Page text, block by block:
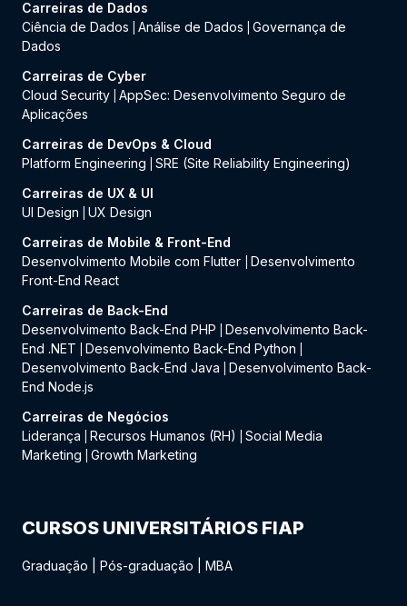
Carreiras de Dados
Ciência de Dados
Análise de Dados
Governança de
Dados
Carreiras de Cyber
Cloud Security AppSec: Desenvolvimento Seguro de
Aplicações
Carreiras de DevOps & Cloud
Platform Engineering
SRE (Site Reliability Engineering)
Carreiras de UX & UI
UI Design
UX Design
Carreiras de Mobile & Front-End
Desenvolvimento Mobile com Flutter
Desenvolvimento
Front-End React
Carreiras de Back-End
Desenvolvimento Back-End PHP
Desenvolvimento Back-
End .NET
Desenvolvimento Back-End Python
Desenvolvimento Back-End Java
Desenvolvimento Back-
End Node.js
Carreiras de Negócios
Liderança
Recursos Humanos (RH)
Social Media
Marketing
Growth Marketing
CURSOS UNIVERSITÁRIOS FIAP
Graduação Pós-graduação MBA